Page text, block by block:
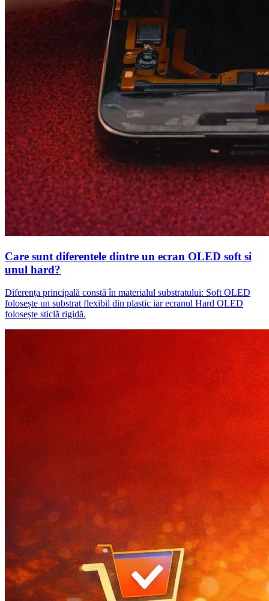
Care sunt diferentele dintre un ecran OLED soft si
unul hard?
Diferența principală constă în materialul substratului: Soft OLED
folosește un substrat flexibil din plastic iar ecranul Hard OLED
folosește sticlă rigidă.